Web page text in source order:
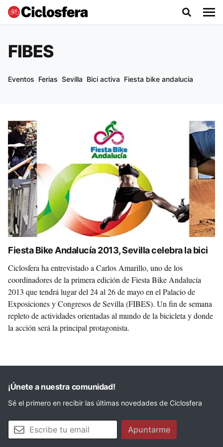
FIBES
Eventos Ferias Sevilla Bici activa Fiesta bike andalucia
Fiesta Bike Andalucía 2013, Sevilla celebra la bici
Ciclosfera ha entrevistado a Carlos Amarillo, uno de los
coordinadores de la primera edición de Fiesta Bike Andalucía
2013 que tendrá lugar del 24 al 26 de mayo en el Palacio de
Exposiciones y Congresos de Sevilla (FIBES). Un fin de semana
repleto de actividades orientadas al mundo de la bicicleta y donde
la acción será la principal protagonista.
¡Únete a nuestra comunidad!
Sé el primero en recibir las últimas novedades de Ciclosfera
Tu email Apuntarme